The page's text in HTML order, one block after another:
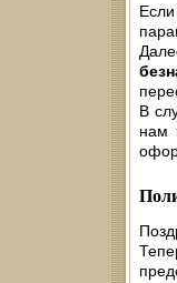
В
нам